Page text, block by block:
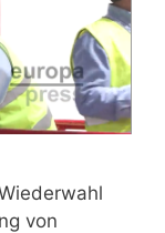
von